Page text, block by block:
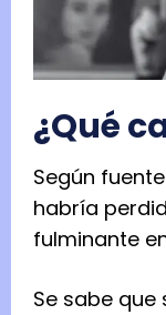
¿Qué
Según
habría
fulminante
Se sabe